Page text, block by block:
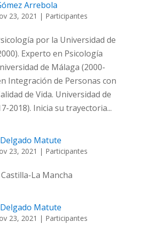
Arrebola
23, 2021 | Participantes
por la Universidad de
Experto en Psicología
de Málaga (2000-
Integración de Personas con
de Vida. Universidad de
2018). Inicia su trayectoria...
Matute
23, 2021 | Participantes
La Mancha
Matute
23, 2021 | Participantes